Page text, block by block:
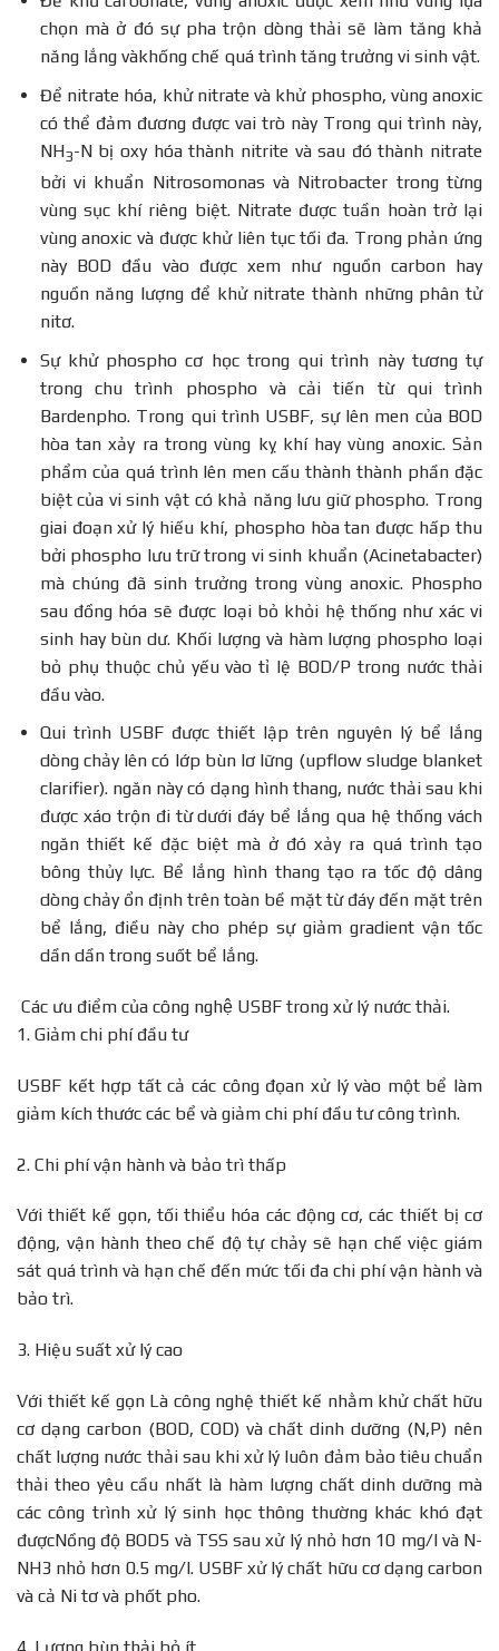
chọn mà ở đó sự pha trộn dòng thải sẽ làm tăng khả
năng lắng vàkhống chế quá trình tăng trưởng vi sinh vật.
Để nitrate hóa, khử nitrate và khử phospho, vùng anoxic
có thể đảm đương được vai trò này Trong qui trình này,
NH3-N bị oxy hóa thành nitrite và sau đó thành nitrate
bởi vi khuẩn Nitrosomonas và Nitrobacter trong từng
vùng sục khí riêng biệt. Nitrate được tuần hoàn trở lại
vùng anoxic và được khử liên tục tối đa. Trong phản ứng
này BOD đầu vào được xem như nguồn carbon hay
nguồn năng lượng để khử nitrate thành những phân tử
nitơ.
Sự khử phospho cơ học trong qui trình này tương tự
trong chu trình phospho và cải tiến từ qui trình
Bardenpho. Trong qui trình USBF, sự lên men của BOD
hòa tan xảy ra trong vùng kỵ khí hay vùng anoxic. Sản
phẩm của quá trình lên men cấu thành thành phần đặc
biệt của vi sinh vật có khả năng lưu giữ phospho. Trong
giai đoạn xử lý hiếu khí, phospho hòa tan được hấp thu
bởi phospho lưu trữ trong vi sinh khuẩn (Acinetabacter)
mà chúng đã sinh trưởng trong vùng anoxic. Phospho
sau đồng hóa sẽ được loại bỏ khỏi hệ thống như xác vi
sinh hay bùn dư. Khối lượng và hàm lượng phospho loại
bỏ phụ thuộc chủ yếu vào tỉ lệ BOD/P trong nước thải
đầu vào.
Qui trình USBF được thiết lập trên nguyên lý bể lắng
dòng chảy lên có lớp bùn lơ lững (upflow sludge blanket
clarifier). ngăn này có dạng hình thang, nước thải sau khi
được xáo trộn đi từ dưới đáy bể lắng qua hệ thống vách
ngăn thiết kế đặc biệt mà ở đó xảy ra quá trình tạo
bông thủy lực. Bể lắng hình thang tạo ra tốc độ dâng
dòng chảy ổn định trên toàn bề mặt từ đáy đến mặt trên
bể lắng, điều này cho phép sự giảm gradient vận tốc
dần dần trong suốt bể lắng.
Các ưu điểm của công nghệ USBF trong xử lý nước thải.
1. Giảm chi phí đầu tư
USBF kết hợp tất cả các công đọan xử lý vào một bể làm
giảm kích thước các bể và giảm chi phí đầu tư công trình.
2. Chi phí vận hành và bảo trì thấp
Với thiết kế gọn, tối thiểu hóa các động cơ, các thiết bị cơ
động, vận hành theo chế độ tự chảy sẽ hạn chế việc giám
sát quá trình và hạn chế đến mức tối đa chi phí vận hành và
bảo trì.
3. Hiệu suất xử lý cao
Với thiết kế gọn Là công nghệ thiết kế nhằm khử chất hữu
cơ dạng carbon (BOD, COD) và chất dinh dưỡng (N,P) nên
chất lượng nước thải sau khi xử lý luôn đảm bảo tiêu chuẩn
thải theo yêu cầu nhất là hàm lượng chất dinh dưỡng mà
các công trình xử lý sinh học thông thường khác khó đạt
đượcNồng độ BOD5 và TSS sau xử lý nhỏ hơn 10 mg/l và N-
NH3 nhỏ hơn 0.5 mg/l. USBF xử lý chất hữu cơ dạng carbon
và cả Ni tơ và phốt pho.